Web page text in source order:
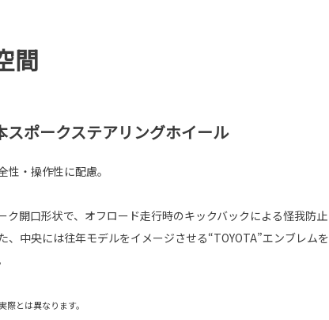
間
スポークステアリングホイール
性・操作性に配慮。
ク開口形状で、オフロード走行時のキックバックによる怪我防止
、中央には往年モデルをイメージさせる“TOYOTA”エンブレムを
とは異なります。